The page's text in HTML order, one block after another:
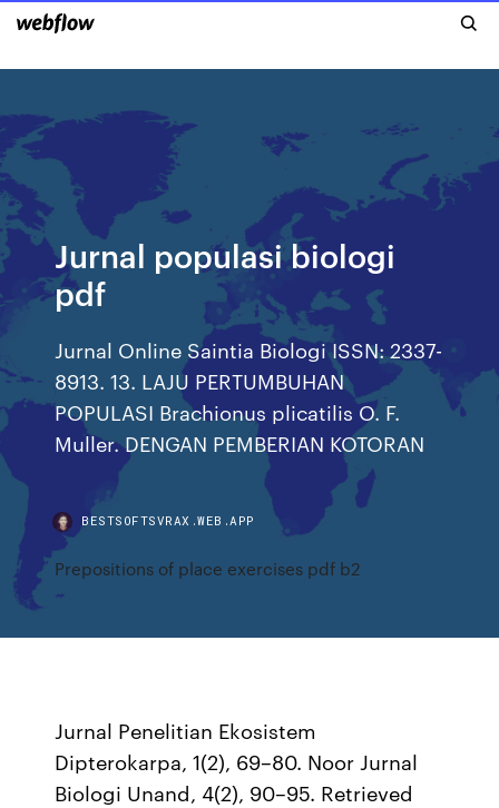
Jurnal populasi biologi
pdf
Jurnal Online Saintia Biologi ISSN: 2337-
8913. 13. LAJU PERTUMBUHAN
POPULASI Brachionus plicatilis O. F.
Muller. DENGAN PEMBERIAN KOTORAN
BESTSOFTSVRAX.WEB.APP
Prepositions of place exercises pdf b2
Jurnal Penelitian Ekosistem
Dipterokarpa, 1(2), 69–80. Noor Jurnal
Biologi Unand, 4(2), 90–95. Retrieved